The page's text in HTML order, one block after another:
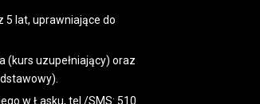
lat, uprawniające do
(kurs uzupełniający) oraz
w Łasku, tel./SMS: 510